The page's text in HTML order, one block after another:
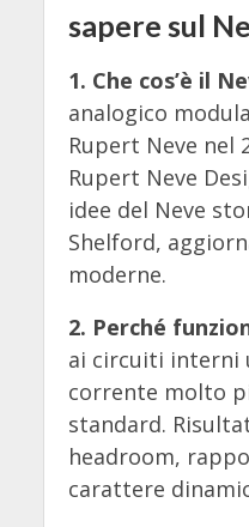
sapere sul
1. Che cos’è il
analogico
Rupert Neve nel
Rupert Neve
idee del Neve
Shelford,
moderne.
2. Perché
ai circuiti interni
corrente molto
standard.
headroom,
carattere